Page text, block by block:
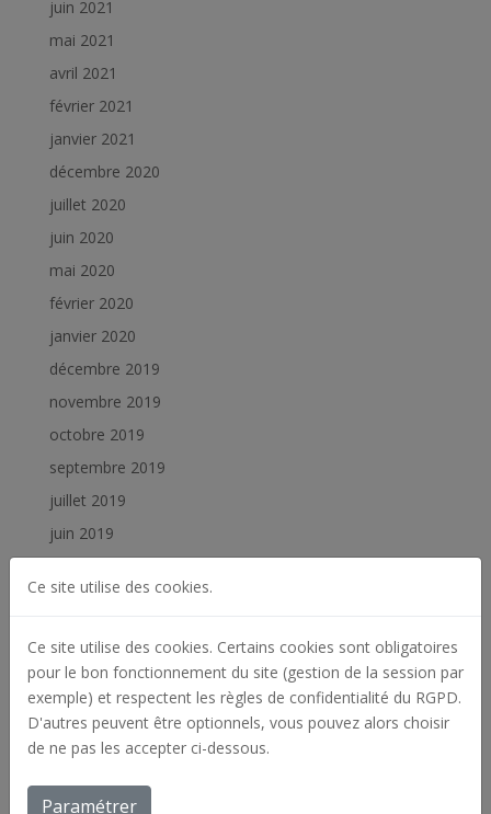
juin 2021
mai 2021
avril 2021
février 2021
janvier 2021
décembre 2020
juillet 2020
juin 2020
mai 2020
février 2020
janvier 2020
décembre 2019
novembre 2019
octobre 2019
septembre 2019
juillet 2019
juin 2019
janvier 2019
Catégories
Actualités
Archives
Offres d'emploi
Réalisations
Ce site utilise des cookies.
Ce site utilise des cookies. Certains cookies sont obligatoires
pour le bon fonctionnement du site (gestion de la session par
exemple) et respectent les règles de confidentialité du RGPD.
D'autres peuvent être optionnels, vous pouvez alors choisir
de ne pas les accepter ci-dessous.
Paramétrer